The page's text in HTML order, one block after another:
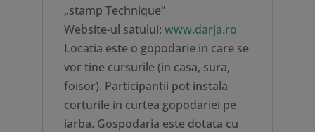
„stamp Technique”
Website-ul satului: www.darja.ro
Locatia este o gopodarie in care se
vor tine cursurile (in casa, sura,
foisor). Participantii pot instala
corturile in curtea gopodariei pe
iarba. Gospodaria este dotata cu